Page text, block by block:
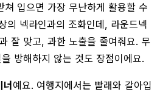
쳐 입으면 가장 무난하게 활용할 수
의 넥라인과의 조화인데, 라운드넥
잘 맞고, 과한 노출을 줄여줘요. 무
방해하지 않는 것도 장점이에요.
너예요. 여행지에서는 빨래와 갈아입